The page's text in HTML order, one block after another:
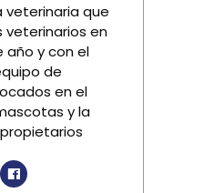
veterinaria que
veterinarios en
año y con el
de
en el
y la